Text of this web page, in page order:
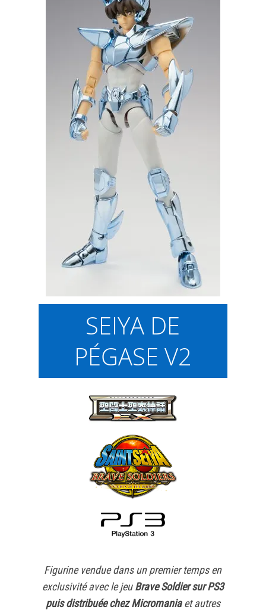
SEIYA DE
PÉGASE V2
Figurine vendue dans un premier temps en
exclusivité avec le jeuBrave Soldier sur PS3
puis distribuée chez Micromaniaet autres